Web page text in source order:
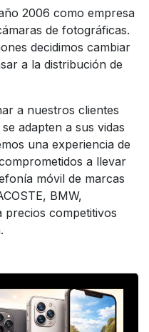
2006 como empresa
de fotográficas.
decidimos cambiar
a la distribución de
a nuestros clientes
adapten a sus vidas
una experiencia de
a llevar
móvil de marcas
BMW,
precios competitivos